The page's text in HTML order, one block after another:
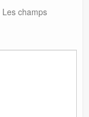
Les champs